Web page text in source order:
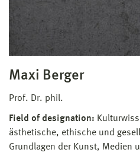
Maxi Berger
Prof. Dr. phil.
Field of designation:
ästhetische, ethische und
Grundlagen der Kunst, Medien